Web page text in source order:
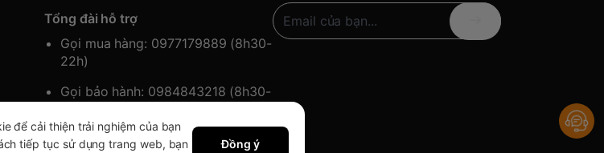
Tổng đài hỗ trợ
Gọi mua hàng: 0977179889 (8h30-
22h)
Gọi bảo hành: 0984843218 (8h30-
để cải thiện trải nghiệm của bạn
tiếp tục sử dụng trang web, bạn
Đồng ý